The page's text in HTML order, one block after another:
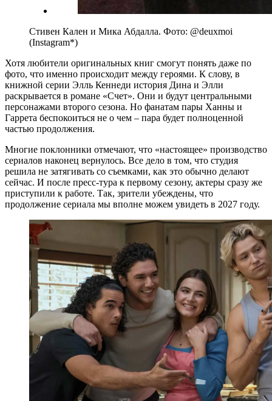
Стивен Кален и Мика Абдалла. Фото: @deuxmoi
(Instagram*)
Хотя любители оригинальных книг смогут понять даже по
фото, что именно происходит между героями. К слову, в
книжной серии Элль Кеннеди история Дина и Элли
раскрывается в романе «Счет». Они и будут центральными
персонажами второго сезона. Но фанатам пары Ханны и
Гаррета беспокоиться не о чем – пара будет полноценной
частью продолжения.
Многие поклонники отмечают, что «настоящее» производство
сериалов наконец вернулось. Все дело в том, что студия
решила не затягивать со съемками, как это обычно делают
сейчас. И после пресс-тура к первому сезону, актеры сразу же
приступили к работе. Так, зрители убеждены, что
продолжение сериала мы вполне можем увидеть в 2027 году.